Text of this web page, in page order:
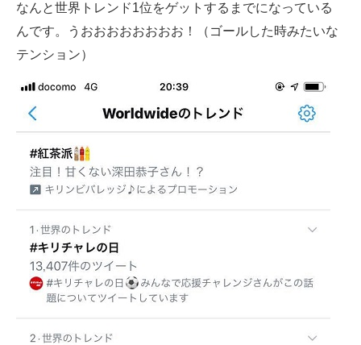
企業向けIT製品の総合サイト
IT製品の技術・比較・事例
モノづくり技術者専門サイト
エレクトロニクス専門サイト
エネルギーの専門メディア
建設×テクノロジーの最前線
ちょっと気になるネットの話題
なんと世界トレンド1位をゲットするまでになっている
んです。うおおおおおおおお！（ゴールした時みたいな
テンション）